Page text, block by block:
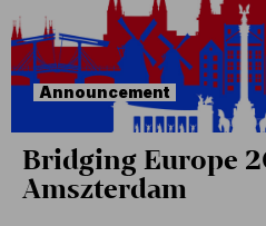
Announcement
Bridging Europe
Amszterdam